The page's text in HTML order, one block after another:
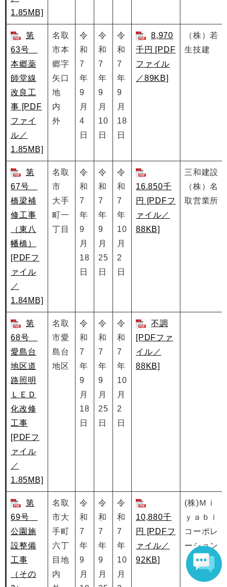
1.85MB]
第
63号
本郷薬
師堂線
改良工
事 [PDF
ファイ
ル／
1.85MB]
名取
市本
郷字
矢口
地
内
外
令
和
7
年
9
月
4
日
令
和
7
年
9
月
10
日
令
和
7
年
9
月
18
日
8,970
千円 [PDF
ファイル
／89KB]
（株）若
生技建
第
67号
橋梁補
修工事
（東八
幡橋）
[PDFフ
ァイル
／
1.84MB]
名取
市
大手
町一
丁目
令
和
7
年
9
月
18
日
令
和
7
年
9
月
25
日
令
和
7
年
10
月
2
日
16.850千
円 [PDFフ
ァイル／
88KB]
三和建設
（株）名
取営業所
第
68号
愛島台
地区道
路照明
ＬＥＤ
化改修
工事
[PDFフ
ァイル
／
1.85MB]
名取
市愛
島台
地区
令
和
7
年
9
月
18
日
令
和
7
年
9
月
25
日
令
和
7
年
10
月
2
日
不調
[PDFファ
イル／
88KB]
第
69号
公園施
設整備
工事
（その
名取
市大
手町
六丁
目地
内
令
和
7
年
9
月
令
和
7
年
9
月
令
和
7
年
10
月
10,880千
円 [PDFフ
ァイル／
92KB]
(株)Ｍｉ
ｙａｂｉ
コーポレ
ーション